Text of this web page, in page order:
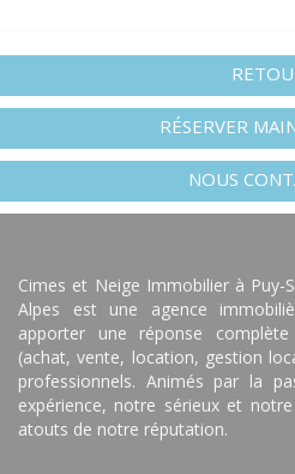
RÉSERVER
NOUS
Cimes et Neige Immobilier à Puy-
Alpes est une agence
apporter une réponse
(achat, vente, location, gestion
professionnels. Animés par la
expérience, notre sérieux et
atouts de notre réputation.